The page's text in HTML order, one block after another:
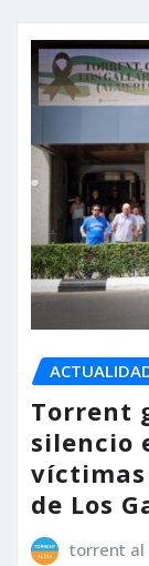
Torrent
silencio
de Los
torrent al